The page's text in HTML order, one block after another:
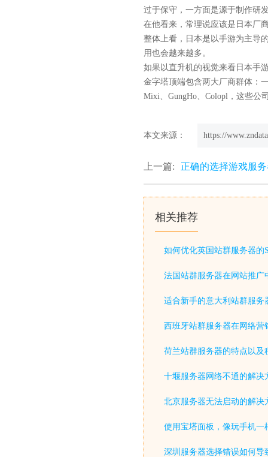
过于保守，一方面是源于制作研
在他看来，常理说应该是日本厂
整体上看，日本是以手游为主导
用也会越来越多。
如果以直升机的视觉来看日本手
金字塔顶端包含两大厂商群体：
Mixi、GungHo、Colopl，这些公
本文来源： https://
上一篇: 正确的选择游戏服
相关推荐
如何优化英国站群服务器的
法国站群服务器在网站推广
适合新手的意大利站群服务
西班牙站群服务器在网络营
荷兰站群服务器的特点以及
十堰服务器网络不通的解决
北京服务器无法启动的解决
使用宝塔面板，像玩手机一
深圳服务器选择错误如何导